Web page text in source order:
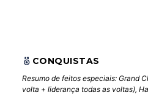
CONQUISTAS
Resumo de feitos especiais: Grand
volta + liderança todas as voltas),